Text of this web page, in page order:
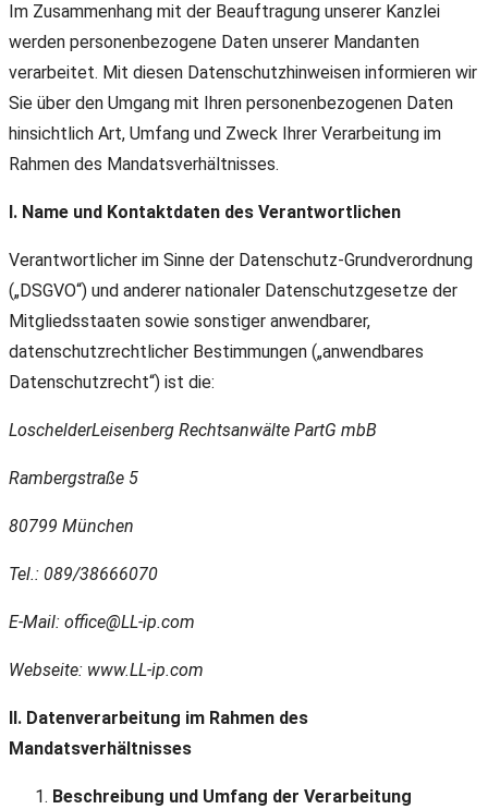
Im Zusammenhang mit der Beauftragung unserer Kanzlei
werden personenbezogene Daten unserer Mandanten
verarbeitet. Mit diesen Datenschutzhinweisen informieren wir
Sie über den Umgang mit Ihren personenbezogenen Daten
hinsichtlich Art, Umfang und Zweck Ihrer Verarbeitung im
Rahmen des Mandatsverhältnisses.
I. Name und Kontaktdaten des Verantwortlichen
Verantwortlicher im Sinne der Datenschutz-Grundverordnung
(„DSGVO“) und anderer nationaler Datenschutzgesetze der
Mitgliedsstaaten sowie sonstiger anwendbarer,
datenschutzrechtlicher Bestimmungen („anwendbares
Datenschutzrecht“) ist die:
LoschelderLeisenberg Rechtsanwälte PartG mbB
Rambergstraße 5
80799 München
Tel.: 089/38666070
E-Mail: office@LL-ip.com
Webseite: www.LL-ip.com
II. Datenverarbeitung im Rahmen des
Mandatsverhältnisses
Beschreibung und Umfang der Verarbeitung